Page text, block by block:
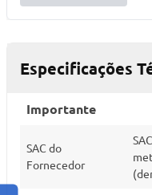
Especificações
Importante
SAC do
Fornecedor